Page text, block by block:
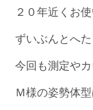
２０年近くお
ずいぶんとへた
今回も測定や
Ｍ様の姿勢体